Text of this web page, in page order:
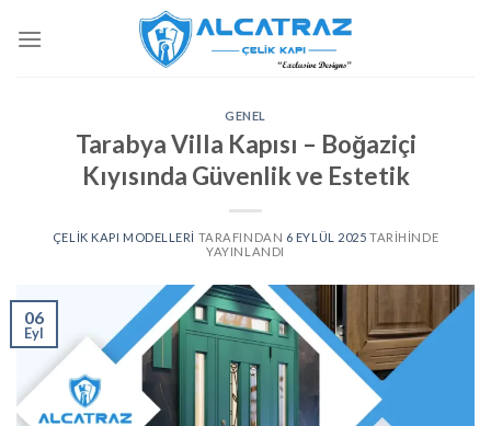
atla
GENEL
Tarabya Villa Kapısı – Boğaziçi
Kıyısında Güvenlik ve Estetik
ÇELIK KAPI MODELLERI TARAFINDAN 6 EYLÜL 2025 TARIHINDE
YAYINLANDI
06
Eyl